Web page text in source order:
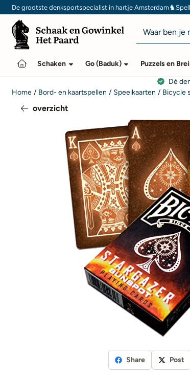
Cookievoorkeuren zijn momenteel gesloten.
De grootste denksportspecialist in hartje Amsterdam♞
Zoeken
Schaken Go (Baduk) Puzzels en
Dé
Home / Bord- en kaartspellen / Speelkaarten / Bicycle
overzicht
Share Post